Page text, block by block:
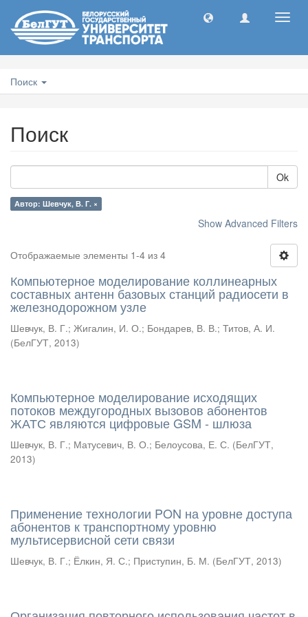
Поиск
Поиск
Ok
Автор: Шевчук, В. Г. ×
Show Advanced Filters
Отображаемые элементы 1-4 из 4
Компьютерное моделирование коллинеарных
составных антенн базовых станций радиосети в
железнодорожном узле
Шевчук, В. Г.; Жигалин, И. О.; Бондарев, В. В.; Титов, А. И.
(БелГУТ, 2013)
Компьютерное моделирование исходящих
потоков междугородных вызовов абонентов
ЖАТС являются цифровые GSM - шлюза
Шевчук, В. Г.; Матусевич, В. О.; Белоусова, Е. С. (БелГУТ,
2013)
Применение технологии PON на уровне доступа
абонентов к транспортному уровню
мультисервисной сети связи
Шевчук, В. Г.; Ёлкин, Я. С.; Приступин, Б. М. (БелГУТ, 2013)